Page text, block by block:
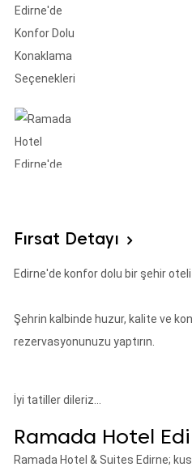
Fırsat Detayı
Edirne'de konfor dolu bir şehir
Şehrin kalbinde huzur, kalite ve
rezervasyonunuzu yaptırın.
İyi tatiller dileriz...
Ramada Hotel
Ramada Hotel & Suites Edirne;